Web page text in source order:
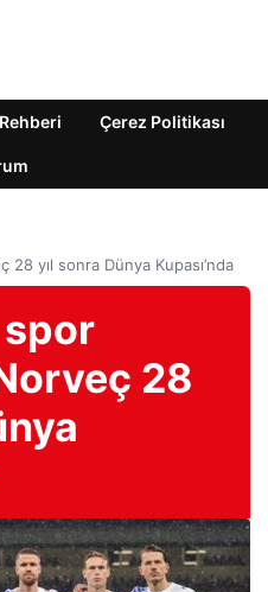
Çerez Politikası
yıl sonra Dünya Kupası’nda
28